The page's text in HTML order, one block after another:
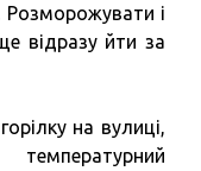
Розморожувати і
відразу йти за
на вулиці,
температурний